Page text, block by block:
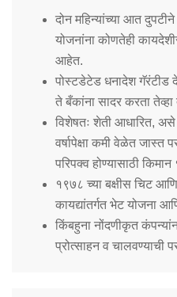
दोन महिन्यांच्या आत दुपटीने
योजनांना कोणतेही
आहेत.
पोस्टडेटेड धनादेश गॅरंटीड
ते बँकांना सादर करता
विशेषतः शेती आधारित,
वर्षापेक्षा कमी वेळेत
परिपक्व होण्यासाठी किमान
१९७८ च्या बक्षीस चिट
कायद्यांतर्गत भेट योजना
किंबहुना नोंदणीकृत
प्रोत्साहन व चालवण्याची